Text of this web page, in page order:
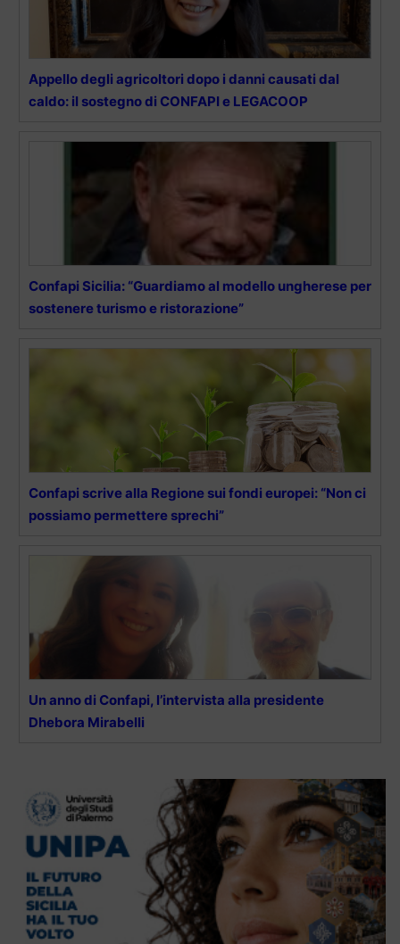
Appello degli agricoltori dopo i danni causati dal
caldo: il sostegno di CONFAPI e LEGACOOP
Confapi Sicilia: “Guardiamo al modello ungherese per
sostenere turismo e ristorazione”
Confapi scrive alla Regione sui fondi europei: “Non ci
possiamo permettere sprechi”
Un anno di Confapi, l’intervista alla presidente
Dhebora Mirabelli